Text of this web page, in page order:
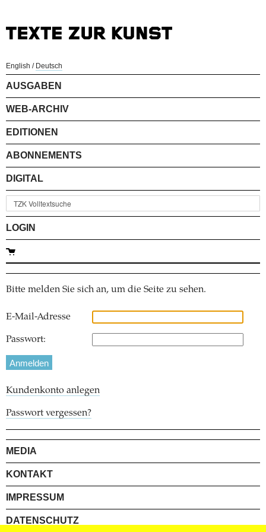
English / Deutsch
AUSGABEN
WEB-ARCHIV
EDITIONEN
ABONNEMENTS
DIGITAL
LOGIN
Bitte melden Sie sich an, um die Seite zu sehen.
E-Mail-Adresse
Passwort:
Kundenkonto anlegen
Passwort vergessen?
MEDIA
KONTAKT
IMPRESSUM
DATENSCHUTZ